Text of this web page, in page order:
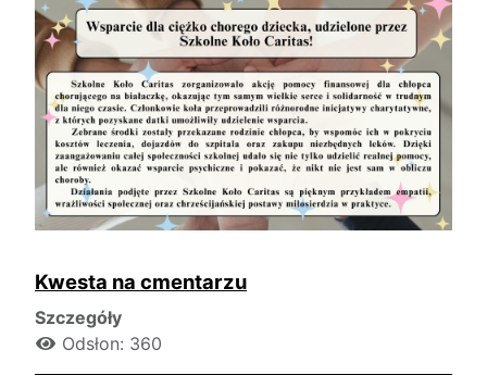
Kwesta na cmentarzu
Szczegóły
Odsłon: 360